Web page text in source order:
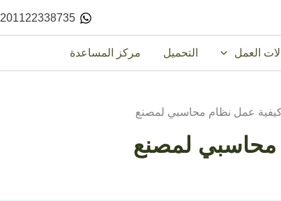
201122338735
العمل التحميل مركز المساعدة
عمل نظام محاسبي لمصنع
محاسبي لمصنع